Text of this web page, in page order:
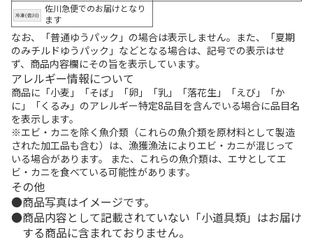
佐川急便でのお届けとなり
ます
なお、「普通ゆうパック」の場合は表示しません。また、「夏期
のみチルドゆうパック」などとなる場合は、記号での表示はせ
ず、商品内容欄にその旨を表示しています。
アレルギー情報について
商品に「小麦」「そば」「卵」「乳」「落花生」「えび」「か
に」「くるみ」のアレルギー特定8品目を含んでいる場合に品目名
を表示します。
※エビ・カニを除く魚介類（これらの魚介類を原材料として製造
された加工品も含む）は、漁獲漁法によりエビ・カニが混じって
いる場合があります。 また、これらの魚介類は、エサとしてエ
ビ・カニを食べている可能性があります。
その他
商品写真はイメージです。
商品内容として記載されていない「小道具類」はお届け
する商品に含まれておりません。